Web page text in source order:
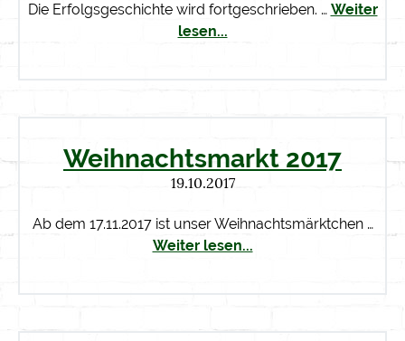
Die Erfolgsgeschichte wird fortgeschrieben. … Weiter
lesen...
Weihnachtsmarkt 2017
19.10.2017
Ab dem 17.11.2017 ist unser Weihnachtsmärktchen …
Weiter lesen...